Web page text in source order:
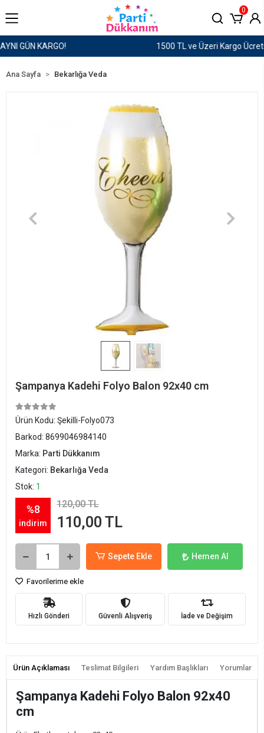
1500 TL ve Üzeri Kargo Ücretsiz!
0
Ana Sayfa Bekarlığa Veda
Şampanya Kadehi Folyo Balon 92x40 cm
Ürün Kodu: Şekilli-Folyo073
Barkod: 8699046984140
Marka: Parti Dükkanım
Kategori: Bekarlığa Veda
Stok: 1
%8
indirim
120,00 TL
110,00 TL
Sepete Ekle Hemen Al
Favorilerime ekle
Hızlı Gönderi Güvenli Alışveriş İade ve Değişim
Ürün Açıklaması Teslimat Bilgileri Yardım Başlıkları Yorumlar
Şampanya Kadehi Folyo Balon 92x40
cm